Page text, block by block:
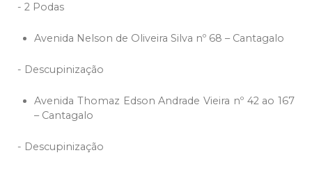
- 2 Podas
Avenida Nelson de Oliveira Silva nº 68 – Cantagalo
- Descupinização
Avenida Thomaz Edson Andrade Vieira nº 42 ao 167
– Cantagalo
- Descupinização